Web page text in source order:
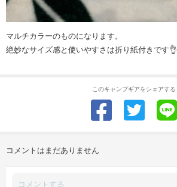
マルチカラーのものになります。
絶妙なサイズ感と使いやすさは折り紙付きです👌
このキャンプギアをシェアする
コメントはまだありません